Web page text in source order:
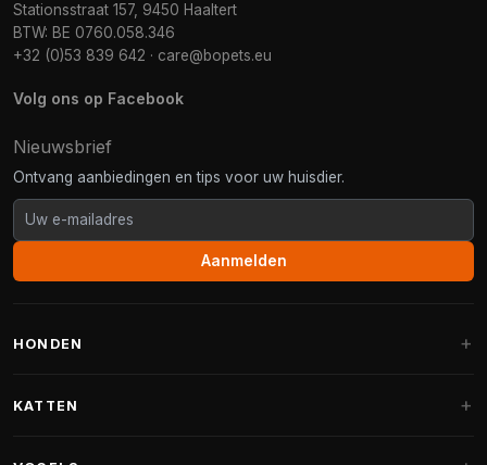
Stationsstraat 157, 9450 Haaltert
BTW: BE 0760.058.346
+32 (0)53 839 642 · care@bopets.eu
Volg ons op Facebook
Nieuwsbrief
Ontvang aanbiedingen en tips voor uw huisdier.
Aanmelden
HONDEN
KATTEN